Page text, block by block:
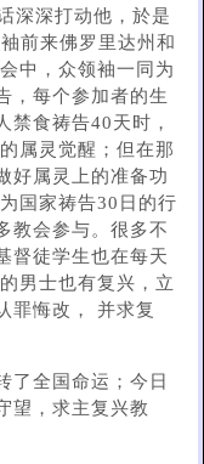
深深打动他，於是
前来佛罗里达州和
中，众领袖一同为
，每个参加者的生
禁食祷告40天时，
属灵觉醒；但在那
好属灵上的准备功
国家祷告30日的行
教会参与。很多不
督徒学生也在每天
男士也有复兴，立
罪悔改， 并求复
了全国命运；今日
望，求主复兴教